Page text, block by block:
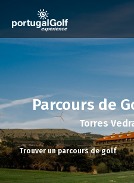
Parcours de
Torres